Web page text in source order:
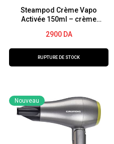
Steampod Crème Vapo
Activée 150ml – crème
2900 DA
RUPTURE DE STOCK
Nouveau